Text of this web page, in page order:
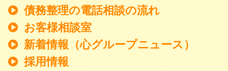
債務整理の電話相談の流れ
お客様相談室
新着情報 （心グループニュース）
採用情報